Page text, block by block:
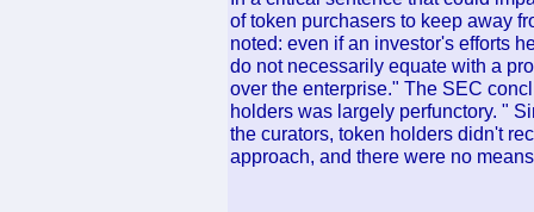
of token purchasers to keep away
noted: even if an investor's efforts
do not necessarily equate with a
over the enterprise." The SEC
holders was largely perfunctory. "
the curators, token holders didn't
approach, and there were no